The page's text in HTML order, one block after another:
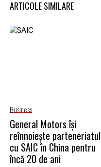
ARTICOLE SIMILARE
Business
General Motors își
reînnoiește parteneriatul
cu SAIC în China pentru
încă 20 de ani